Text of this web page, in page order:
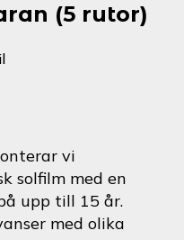
(5 rutor)
vi
solfilm med en
upp till 15 år.
med olika